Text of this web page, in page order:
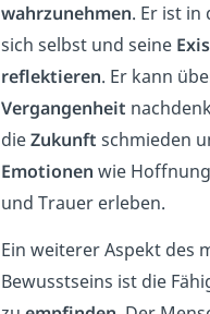
wahrzunehmen. Er ist in
sich selbst und seine
reflektieren. Er kann
Vergangenheit
dieZukunft schmieden
Emotionen wie
und Trauer erleben.
Ein weiterer Aspekt des
Bewusstseins ist die